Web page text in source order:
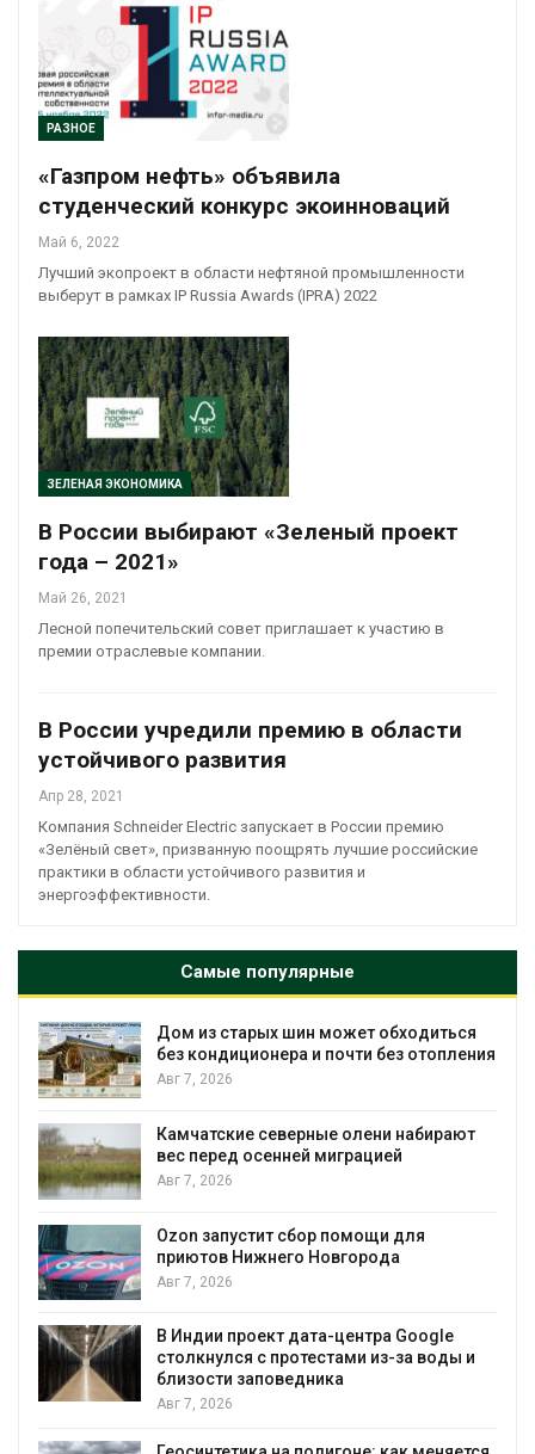
РАЗНОЕ
«Газпром нефть» объявила
студенческий конкурс экоинноваций
Май 6, 2022
Лучший экопроект в области нефтяной промышленности
выберут в рамках IP Russia Awards (IPRA) 2022
ЗЕЛЕНАЯ ЭКОНОМИКА
В России выбирают «Зеленый проект
года – 2021»
Май 26, 2021
Лесной попечительский совет приглашает к участию в
премии отраслевые компании.
В России учредили премию в области
устойчивого развития
Апр 28, 2021
Компания Schneider Electric запускает в России премию
«Зелёный свет», призванную поощрять лучшие российские
практики в области устойчивого развития и
энергоэффективности.
Самые популярные
отопления
воды и
Названы ведущие экологические
России по итогам 2025 года
Тайфун, засуха и пожары: сразу
несколько регионов столкнулись
Авг 7, 2026
Солнечные панели над каналами
воду
Авг 7, 2026